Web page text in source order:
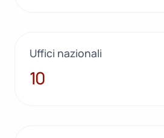
Uffici nazionali
10
10